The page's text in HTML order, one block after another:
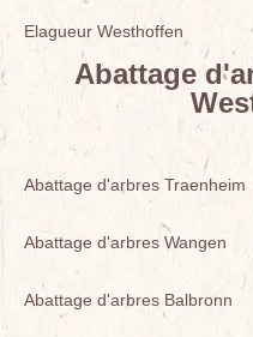
Elagueur Westhoffen
Abattage
Abattage d'arbres Traenheim
Abattage d'arbres Wangen
Abattage d'arbres Balbronn